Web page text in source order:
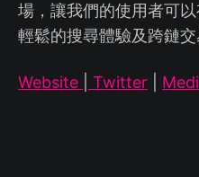
場，讓我們的使用者可
輕鬆的搜尋體驗及跨鏈交
Website Twitter